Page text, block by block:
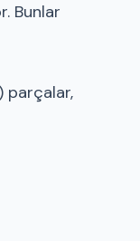
Bunlar
parçalar,